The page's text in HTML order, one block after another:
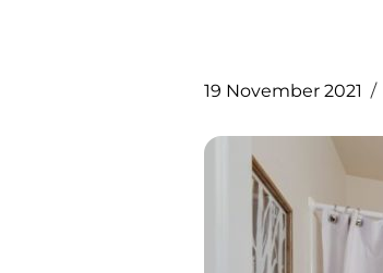
19 November 2021